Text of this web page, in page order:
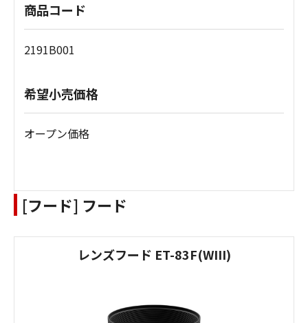
商品コード
2191B001
希望小売価格
オープン価格
[フード] フード
レンズフード ET-83F(WIII)